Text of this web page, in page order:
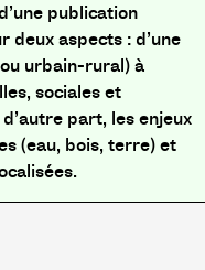
publication
deux aspects : d’une
urbain-rural) à
sociales et
part, les enjeux
(eau, bois, terre) et